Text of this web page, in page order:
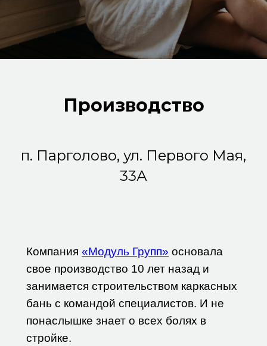
Производство
п. Парголово, ул. Первого Мая,
33А
Компания «Модуль Групп» основала
свое производство 10 лет назад и
занимается строительством каркасных
бань с командой специалистов. И не
понаслышке знает о всех болях в
стройке.